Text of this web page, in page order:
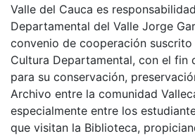
Valle del Cauca es
Departamental del Valle Jorge
convenio de cooperación
Cultura Departamental, con el fin
para su conservación,
Archivo entre la comunidad
especialmente entre los
que visitan la Biblioteca,